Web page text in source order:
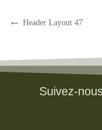
Header Layout 47
Suivez-